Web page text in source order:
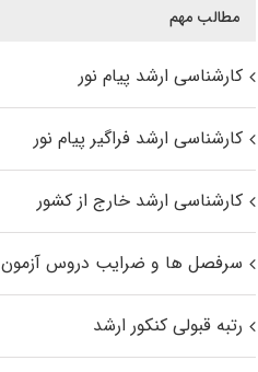
مطالب مهم
کارشناسی ارشد پیام نور
کارشناسی ارشد فراگیر پیام نور
کارشناسی ارشد خارج از کشور
سرفصل ها و ضرایب دروس آزمون
رتبه قبولی کنکور ارشد